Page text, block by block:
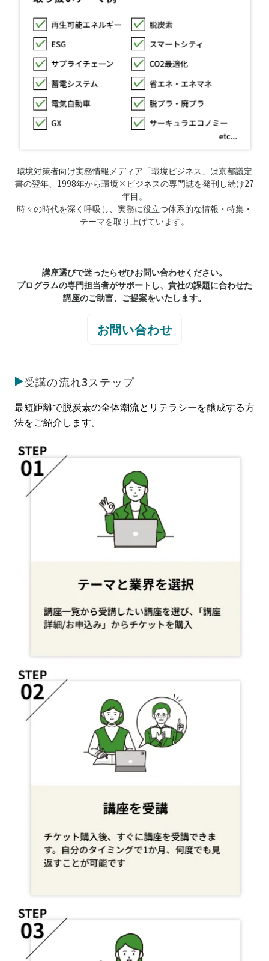
環境対策者向け実務情報メディア「環境ビジネス」は京都議定
書の翌年、1998年から環境×ビジネスの専門誌を発刊し続け27
年目。
時々の時代を深く呼吸し、実務に役立つ体系的な情報・特集・
テーマを取り上げています。
講座選びで迷ったらぜひお問い合わせください。
プログラムの専門担当者がサポートし、貴社の課題に合わせた
講座のご助言、ご提案をいたします。
お問い合わせ
受講の流れ3ステップ
最短距離で脱炭素の全体潮流とリテラシーを醸成する方
法をご紹介します。